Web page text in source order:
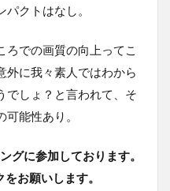
クトはなし。
ろでの画質の向上ってこ
外に我々素人ではわから
でしょ？と言われて、そ
能性あり。
グに参加しております。
お願いします。